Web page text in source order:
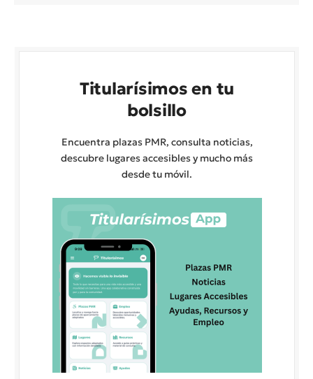
Titularísimos en tu
bolsillo
Encuentra plazas PMR, consulta noticias,
descubre lugares accesibles y mucho más
desde tu móvil.